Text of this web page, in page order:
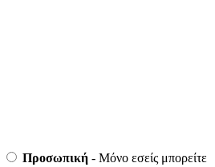
Προσωπική - Μόνο εσείς μπορείτε